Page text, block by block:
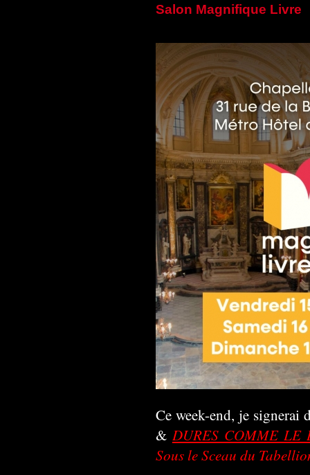
Salon Magnifique Livre
Ce week-end, je signerai
& DURES COMME LE
Sous le Sceau du